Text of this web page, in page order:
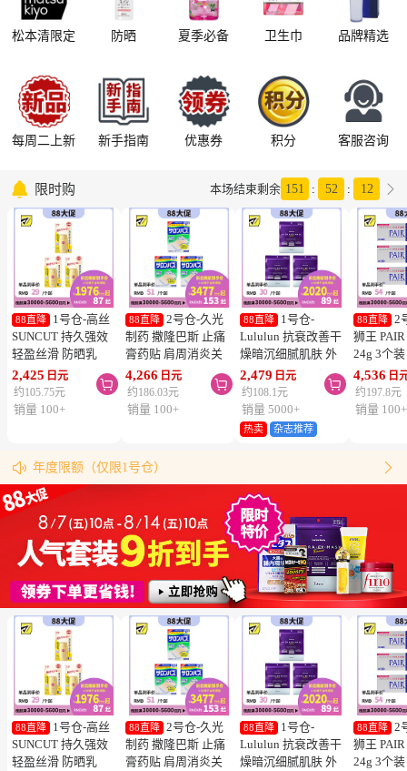
松本清限定 防晒 夏季必备 卫生巾 品牌精选
每周二上新 新手指南 优惠券 积分 客服咨询
 限时购 本场结束剩余 151 : 52 : 11 
88直降
1号仓-高丝
SUNCUT 持久强效
轻盈丝滑 防晒乳
SPF50+ PA++++
50ml 3个装 阻隔紫
外线 持久耐水 户外
2,425 日元
约105.75元

销量 100+
88直降
2号仓-久光
制药 撒隆巴斯 止痛
膏药贴 肩周消炎关
节颈椎疼 4.6×7.2cm
120贴 3个装【第3类
医药品】
4,266 日元
约186.03元

销量 100+
88直降
1号仓-
Lululun 抗衰改善干
燥暗沉细腻肌肤 外
泌体精华液保湿面膜
7片 3个装 Exosome
增加肌肤弹力透明感
2,479 日元
约108.1元

销量 5000+
热卖 杂志推荐
88直降
2
狮王
24g 3个
疮 去痘
舒缓炎症
类医药品
4,536 日
约197.8元
销量 100+
 年度限额（仅限1号仓）
同仓库满5000日元包邮（仅限中国大陆地区）
松本清粉丝群来啦！
跳转搜索结果

88直降
1号仓-高丝
SUNCUT 持久强效
轻盈丝滑 防晒乳
88直降
2号仓-久光
制药 撒隆巴斯 止痛
膏药贴 肩周消炎关
88直降
1号仓-
Lululun 抗衰改善干
燥暗沉细腻肌肤 外
88直降
2
狮王
24g 3个